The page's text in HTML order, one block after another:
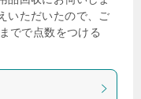
いただいたので、ご
でで点数をつける